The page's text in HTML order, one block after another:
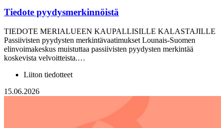
Tiedote pyydysmerkinnöistä
TIEDOTE MERIALUEEN KAUPALLISILLE KALASTAJILLE
Passiivisten pyydysten merkintävaatimukset Lounais-Suomen
elinvoimakeskus muistuttaa passiivisten pyydysten merkintää
koskevista velvoitteista.…
Liiton tiedotteet
15.06.2026